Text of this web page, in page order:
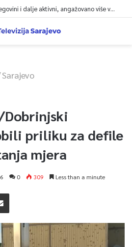
Narednih dana sunčano i vruće, na jugu zemlje temperatura do 41 stepen
Sarajevo
Dobrinjski
priliku za defile
mjera
0 309 Less than a minute